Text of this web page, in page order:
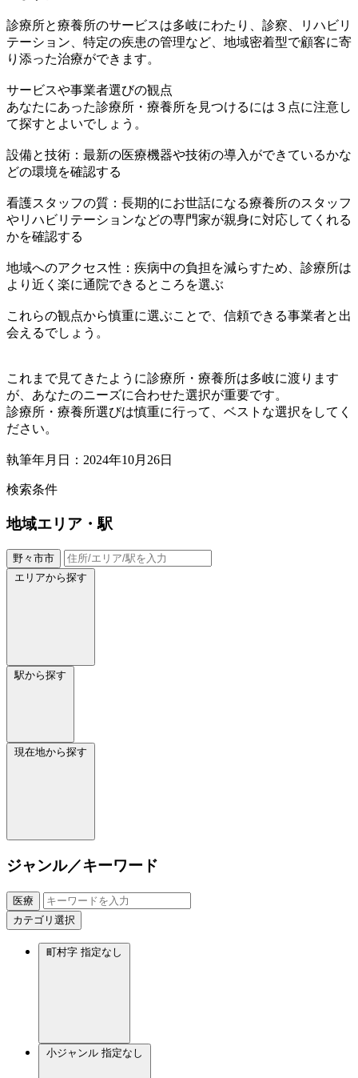
診療所と療養所のサービスは多岐にわたり、診察、リハビリ
テーション、特定の疾患の管理など、地域密着型で顧客に寄
り添った治療ができます。
サービスや事業者選びの観点
あなたにあった診療所・療養所を見つけるには３点に注意し
て探すとよいでしょう。
設備と技術：最新の医療機器や技術の導入ができているかな
どの環境を確認する
看護スタッフの質：長期的にお世話になる療養所のスタッフ
やリハビリテーションなどの専門家が親身に対応してくれる
かを確認する
地域へのアクセス性：疾病中の負担を減らすため、診療所は
より近く楽に通院できるところを選ぶ
これらの観点から慎重に選ぶことで、信頼できる事業者と出
会えるでしょう。
これまで見てきたように診療所・療養所は多岐に渡ります
が、あなたのニーズに合わせた選択が重要です。
診療所・療養所選びは慎重に行って、ベストな選択をしてく
ださい。
執筆年月日：2024年10月26日
検索条件
地域エリア・駅
野々市市
エリアから探す
駅から探す
現在地から探す
ジャンル／キーワード
医療
カテゴリ選択
町村字 指定なし
小ジャンル 指定なし